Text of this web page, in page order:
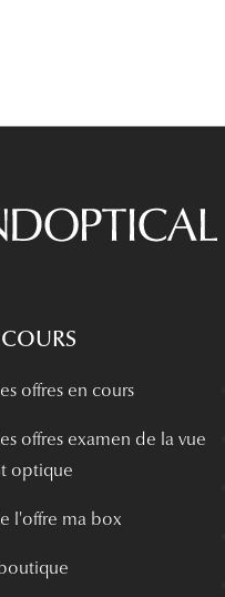
COURS
offres en cours
offres examen de la vue
optique
l'offre ma box